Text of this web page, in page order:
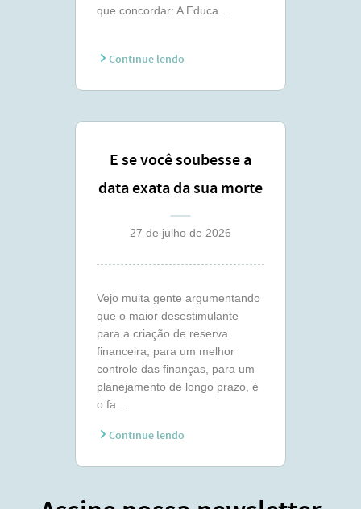
que concordar: A Educa...
Continue lendo
E se você soubesse a
data exata da sua morte
?
27 de julho de 2026
Vejo muita gente argumentando
que o maior desestimulante
para a criação de reserva
financeira, para um melhor
controle das finanças, para um
planejamento de longo prazo, é
o fa...
Continue lendo